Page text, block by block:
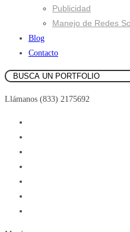
Publicidad
Manejo de Redes
Blog
Contacto
Llámanos (833) 2175692